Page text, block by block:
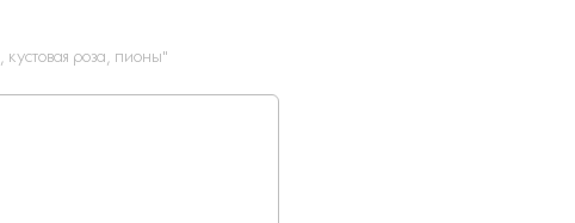
кустовая роза, пионы"